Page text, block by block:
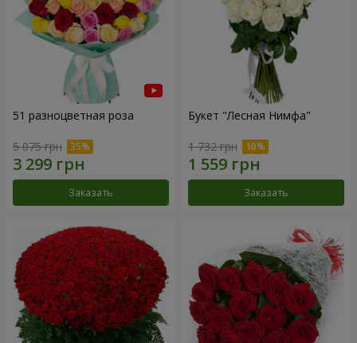
51 разноцветная роза
5 075 грн
Заказать
Букет "Лесная Нимфа"
1 732 грн
Заказать